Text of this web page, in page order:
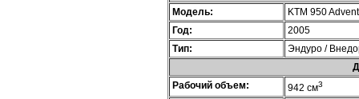
Модель:
KTM 950
Год:
2005
Тип:
Эндуро /
Рабочий объем:
942 см3